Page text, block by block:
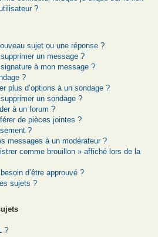
?
sujet ou une réponse ?
un message ?
à mon message ?
?
plus d’options à un sondage ?
un sondage ?
à un forum ?
de pièces jointes ?
?
messages à un modérateur ?
comme brouillon » affiché lors de la
d’être approuvé ?
sujets ?
?